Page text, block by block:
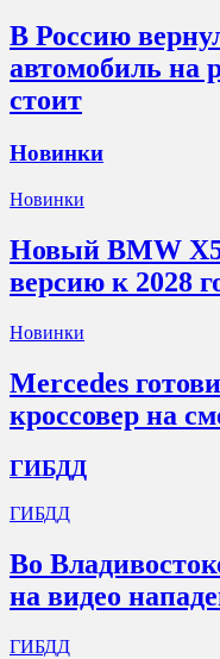
В Россию
автомобиль на
стоит
Новинки
Новинки
Новый BMW
версию к 2028
Новинки
Mercedes
кроссовер на
ГИБДД
ГИБДД
Во
на видео
ГИБДД